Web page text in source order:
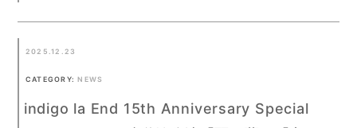
2025.12.23
CATEGORY: NEWS
indigo la End 15th Anniversary Special